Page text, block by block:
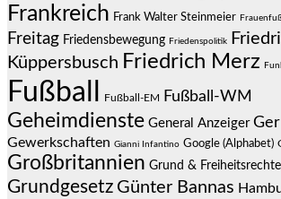
Frankreich Frank Walter Steinmeier
Freitag Friedensbewegung Friedenspolitik
Küppersbusch Friedrich Merz
Fußball Fußball-EM Fußball-WM
Geheimdienste General Anzeiger
Gewerkschaften Gianni Infantino Google (Alphabet)
Großbritannien Grund & Freiheitsrechte
Grundgesetz Günter Bannas